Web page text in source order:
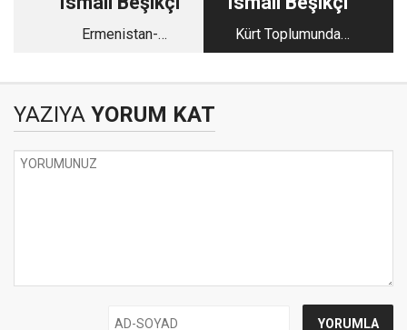
Ermenistan-
Kürt Toplumunda
Değişim ve Açılım
YAZIYA YORUM KAT